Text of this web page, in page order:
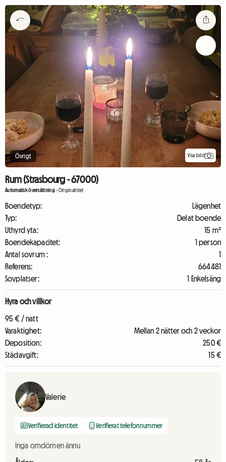
Övrigt Visa bild
Rum (Strasbourg - 67000)
Automatisk översättning-Originaltitel
Boendetyp:
Lägenhet
Typ:
Delat boende
Uthyrd yta:
15 m²
Boendekapacitet:
1 person
Antal sovrum :
1
Referens:
664481
Sovplatser:
1 Enkelsäng
Hyra och villkor
95 € / natt
Varaktighet:
Mellan 2 nätter och 2 veckor
Deposition:
250 €
Städavgift:
15 €
Valerie
Verifierad identitet Verifierat telefonnummer
Inga omdömen ännu